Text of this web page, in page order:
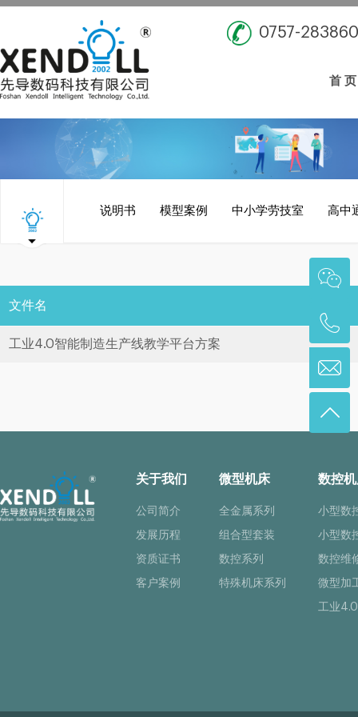
0757-
首 页
说明书 模型案例 中小学劳技室 高中
文件名
工业4.0智能制造生产线教学平台方案
关于我们
公司简介
发展历程
资质证书
客户案例
微型机床
全金属系列
组合型套装
数控系列
特殊机床系列
数控
小型数
小型数
数控维
微型加
工业4.0